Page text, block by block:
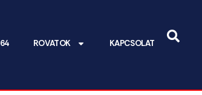
64 ROVATOK KAPCSOLAT